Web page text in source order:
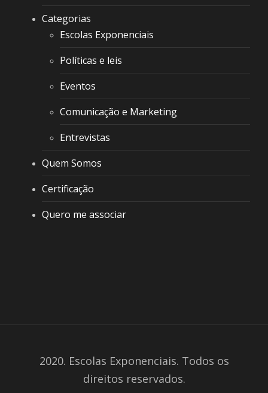
Categorias
Escolas Exponenciais
Políticas e leis
Eventos
Comunicação e Marketing
Entrevistas
Quem Somos
Certificação
Quero me associar
2020. Escolas Exponenciais. Todos os
direitos reservados.